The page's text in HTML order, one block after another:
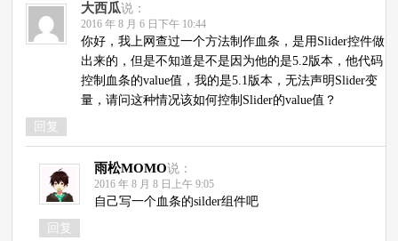
大西瓜说：
2016 年 8 月 6 日下午 10:44
你好，我上网查过一个方法制作血条，是用Slider控件做
出来的，但是不知道是不是因为他的是5.2版本，他代码
控制血条的value值，我的是5.1版本，无法声明Slider变
量，请问这种情况该如何控制Slider的value值？
回复
雨松MOMO说：
2016 年 8 月 8 日上午 9:05
自己写一个血条的silder组件吧
回复